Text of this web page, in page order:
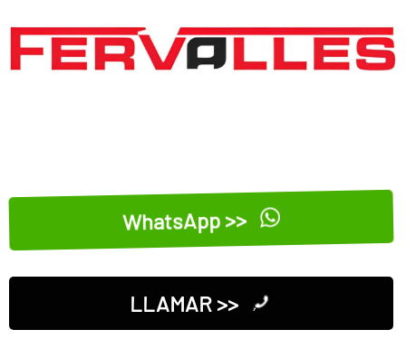
WhatsApp >>
LLAMAR >>